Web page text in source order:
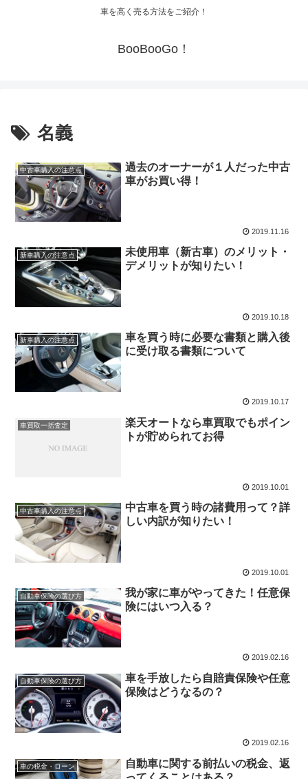
車を高く売る方法をご紹介！
BooBooGo！
名義
中古車購入の注意点
過去のオーナーが１人だった中古
車がお買い得！
2019.11.16
新車購入の注意点
未使用車（新古車）のメリット・
デメリットが知りたい！
2019.10.18
新車購入の注意点
車を買う時に必要な書類と購入後
に受け取る書類について
2019.10.17
車買取一括査定
楽天オートなら車買取でもポイン
トが貯められてお得
2019.10.01
中古車購入の注意点
中古車を買う時の諸費用って？詳
しい内訳が知りたい！
2019.10.01
自動車保険の選び方
我が家に車がやってきた！任意保
険にはいつ入る？
2019.02.16
自動車保険の選び方
車を手放したら自賠責保険や任意
保険はどうなるの？
2019.02.16
車の税金・ローン
自動車に関する前払いの税金、返